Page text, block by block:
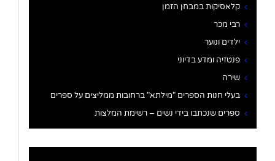
קלאסיקות במבחן הזמן
רבי מכר
ילדים ונוער
פנטזיה ומדע בדיוני
שירה
בעלי חנות הספרים "מילתא" ברחובות ממליצים על ספרים
ספרים שנכתבו בידי נשים – רשימת המלצות